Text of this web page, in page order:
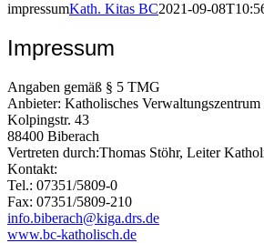
impressumKath. Kitas BC2021-09-
Impressum
Angaben gemäß § 5 TMG
Anbieter: Katholisches
Kolpingstr. 43
88400 Biberach
Vertreten durch:Thomas Stöhr, Leiter
Kontakt:
Tel.: 07351/5809-0
Fax: 07351/5809-210
info.biberach@kiga.drs.de
www.bc-katholisch.de